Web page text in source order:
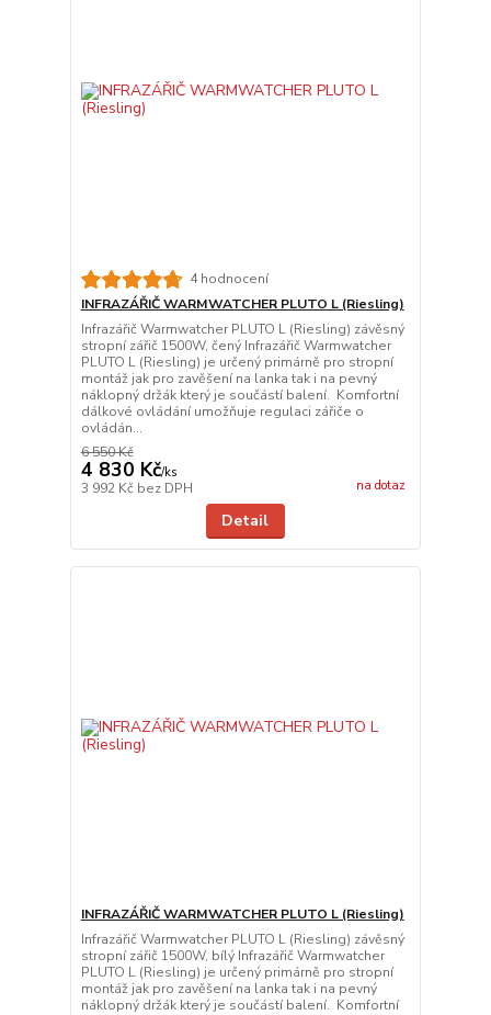
4 hodnocení
INFRAZÁŘIČ WARMWATCHER PLUTO L (Riesling)
Infrazářič Warmwatcher PLUTO L (Riesling) závěsný
stropní zářič 1500W, čený Infrazářič Warmwatcher
PLUTO L (Riesling) je určený primárně pro stropní
montáž jak pro zavěšení na lanka tak i na pevný
náklopný držák který je součástí balení. Komfortní
dálkové ovládání umožňuje regulaci zářiče o
ovládán...
6 550 Kč
4 830 Kč/ks
3 992 Kč bez DPH na dotaz
Detail
INFRAZÁŘIČ WARMWATCHER PLUTO L (Riesling)
Infrazářič Warmwatcher PLUTO L (Riesling) závěsný
stropní zářič 1500W, bílý Infrazářič Warmwatcher
PLUTO L (Riesling) je určený primárně pro stropní
montáž jak pro zavěšení na lanka tak i na pevný
náklopný držák který je součástí balení. Komfortní